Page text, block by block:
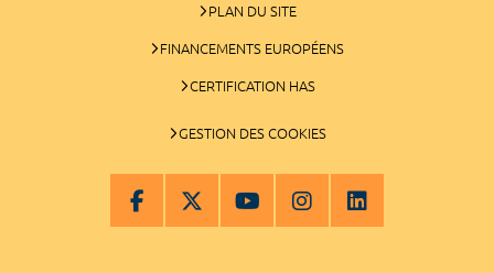
PLAN DU SITE
FINANCEMENTS EUROPÉENS
CERTIFICATION HAS
GESTION DES COOKIES